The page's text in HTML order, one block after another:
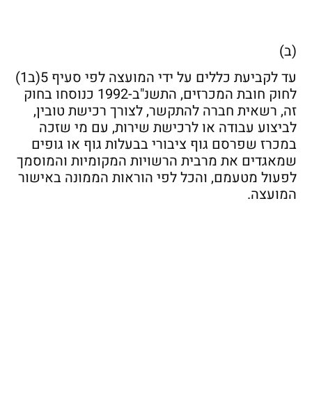
(ב)
עד לקביעת כללים על ידי המועצה לפי סעיף 5(ב1)
לחוק חובת המכרזים, התשנ"ב-1992 כנוסחו בחוק
זה, רשאית חברה להתקשר, לצורך רכישת טובין,
לביצוע עבודה או לרכישת שירות, עם מי שזכה
במכרז שפרסם גוף ציבורי בבעלות גוף או גופים
שמאגדים את מרבית הרשויות המקומיות והמוסמך
לפעול מטעמם, והכל לפי הוראות הממונה באישור
המועצה.